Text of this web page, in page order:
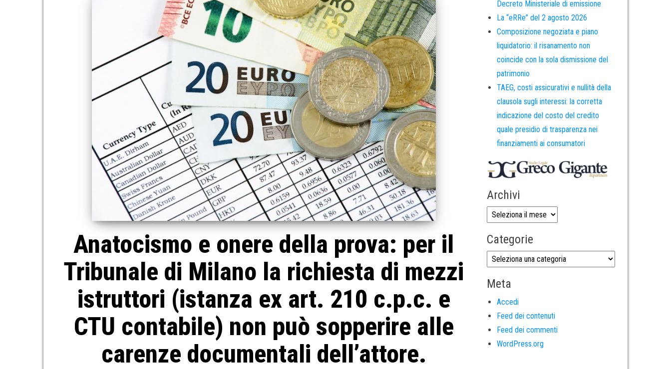
Anatocismo e onere della prova: per il
Tribunale di Milano la richiesta di mezzi
istruttori (istanza ex art. 210 c.p.c. e
CTU contabile) non può sopperire alle
carenze documentali dell’attore.
Decreto Ministeriale di emissione
La “eRRe” del 2 agosto 2026
Composizione negoziata e piano
liquidatorio: il risanamento non
coincide con la sola dismissione del
patrimonio
TAEG, costi assicurativi e nullità della
clausola sugli interessi: la corretta
indicazione del costo del credito
quale presidio di trasparenza nei
finanziamenti ai consumatori
Archivi
Categorie
Meta
Accedi
Feed dei contenuti
Feed dei commenti
WordPress.org